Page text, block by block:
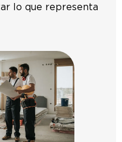
lo que representa